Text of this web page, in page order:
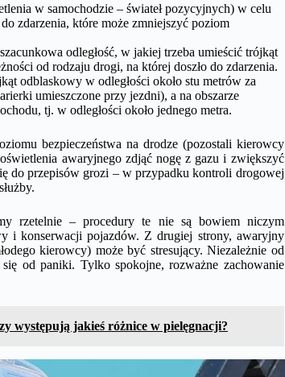
w samochodzie – świateł pozycyjnych) w celu
zdarzenia, które może zmniejszyć poziom
odległość, w jakiej trzeba umieścić trójkąt
od rodzaju drogi, na której doszło do zdarzenia.
odblaskowy w odległości około stu metrów za
umieszczone przy jezdni), a na obszarze
tj. w odległości około jednego metra.
bezpieczeństwa na drodze (pozostali kierowcy
awaryjnego zdjąć nogę z gazu i zwiększyć
do przepisów grozi – w przypadku kontroli drogowej
rzetelnie – procedury te nie są bowiem niczym
i konserwacji pojazdów. Z drugiej strony, awaryjny
kierowcy) może być stresujący. Niezależnie od
od paniki. Tylko spokojne, rozważne zachowanie
występują jakieś różnice w pielęgnacji?